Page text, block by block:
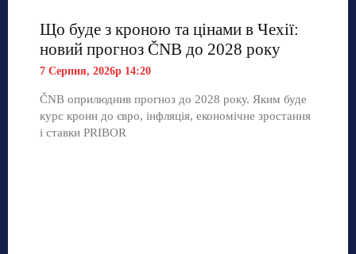
Що буде з кроною та цінами в Чехії:
новий прогноз ČNB до 2028 року
7 Серпня, 2026р 14:20
ČNB оприлюднив прогноз до 2028 року. Яким буде
курс крони до євро, інфляція, економічне зростання
і ставки PRIBOR